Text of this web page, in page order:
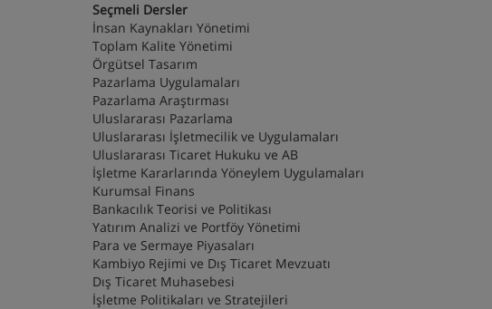
Seçmeli Dersler
İnsan Kaynakları Yönetimi
Toplam Kalite Yönetimi
Örgütsel Tasarım
Pazarlama Uygulamaları
Pazarlama Araştırması
Uluslararası Pazarlama
Uluslararası İşletmecilik ve Uygulamaları
Uluslararası Ticaret Hukuku ve AB
İşletme Kararlarında Yöneylem Uygulamaları
Kurumsal Finans
Bankacılık Teorisi ve Politikası
Yatırım Analizi ve Portföy Yönetimi
Para ve Sermaye Piyasaları
Kambiyo Rejimi ve Dış Ticaret Mevzuatı
Dış Ticaret Muhasebesi
İşletme Politikaları ve Stratejileri